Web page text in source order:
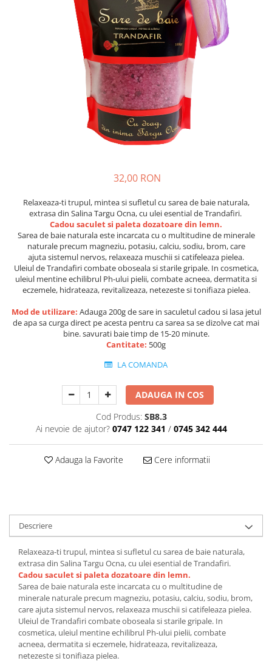
Fructe si legume deshidratate
Creme naturale
Remedii naturiste
Ceaiuri medicinale
Tincturi si siropuri
Perne de Sare
32,00 RON
Relaxeaza-ti trupul, mintea si sufletul cu sarea de baie naturala,
extrasa din Salina Targu Ocna, cu ulei esential de Trandafiri.
Cadou saculet si paleta dozatoare din lemn.
Sarea de baie naturala este incarcata cu o multitudine de minerale
naturale precum magneziu, potasiu, calciu, sodiu, brom, care
ajuta sistemul nervos, relaxeaza muschii si catifeleaza pielea.
Uleiul de Trandafiri combate oboseala si starile gripale. In cosmetica,
uleiul mentine echilibrul Ph-ului pielii, combate acneea, dermatita si
eczemele, hidrateaza, revitalizeaza, netezeste si tonifiaza pielea.
Mod de utilizare: Adauga 200g de sare in saculetul cadou si lasa jetul
de apa sa curga direct pe acesta pentru ca sarea sa se dizolve cat mai
bine. savurati baie timp de 15-20 minute.
Cantitate: 500g
LA COMANDA
ADAUGA IN COS
Cod Produs: SB8.3
Ai nevoie de ajutor? 0747 122 341 / 0745 342 444
Adauga la Favorite Cere informatii
Descriere
Relaxeaza-ti trupul, mintea si sufletul cu sarea de baie naturala,
extrasa din Salina Targu Ocna, cu ulei esential de Trandafiri.
Cadou saculet si paleta dozatoare din lemn.
Sarea de baie naturala este incarcata cu o multitudine de
minerale naturale precum magneziu, potasiu, calciu, sodiu, brom,
care ajuta sistemul nervos, relaxeaza muschii si catifeleaza pielea.
Uleiul de Trandafiri combate oboseala si starile gripale. In
cosmetica, uleiul mentine echilibrul Ph-ului pielii, combate
acneea, dermatita si eczemele, hidrateaza, revitalizeaza,
netezeste si tonifiaza pielea.